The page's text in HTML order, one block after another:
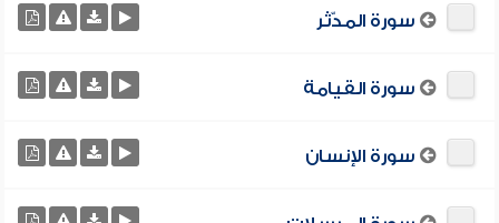
سورة المدّثر
سورة القيامة
سورة الإنسان